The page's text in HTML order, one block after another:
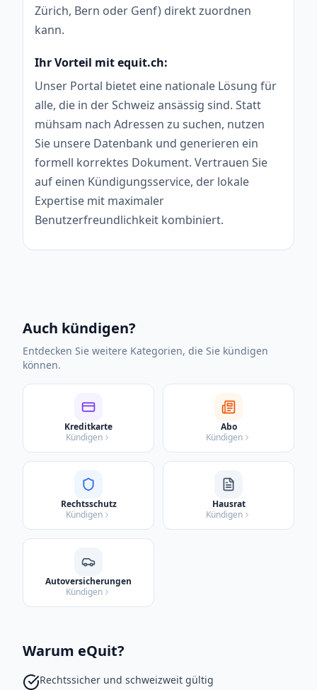
Zürich, Bern oder Genf) direkt zuordnen
kann.
Ihr Vorteil mit equit.ch:
Unser Portal bietet eine nationale Lösung für
alle, die in der Schweiz ansässig sind. Statt
mühsam nach Adressen zu suchen, nutzen
Sie unsere Datenbank und generieren ein
formell korrektes Dokument. Vertrauen Sie
auf einen Kündigungsservice, der lokale
Expertise mit maximaler
Benutzerfreundlichkeit kombiniert.
Auch kündigen?
Entdecken Sie weitere Kategorien, die Sie kündigen
können.
Kreditkarte
Kündigen
Abo
Kündigen
Rechtsschutz
Kündigen
Hausrat
Kündigen
Autoversicherungen
Kündigen
Warum eQuit?
Rechtssicher und schweizweit gültig